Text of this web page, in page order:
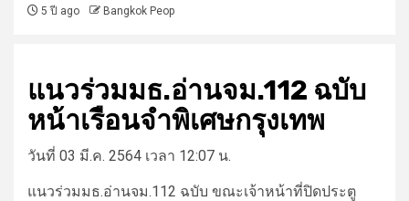
5 ปี ago Bangkok Peop
แนวร่วมมธ.อ่านจม.112 ฉบับ
หน้าเรือนจำพิเศษกรุงเทพ
วันที่ 03 มี.ค. 2564 เวลา 12:07 น.
แนวร่วมมธ.อ่านจม.112 ฉบับ ขณะเจ้าหน้าที่ปิดประตู